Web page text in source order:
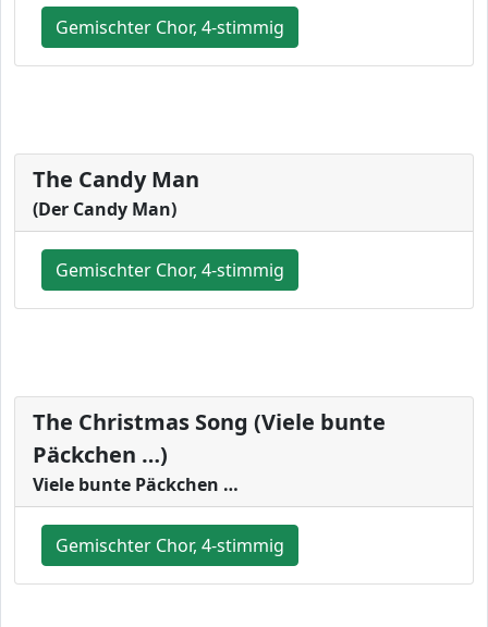
Gemischter Chor, 4-stimmig
The Candy Man
(Der Candy Man)
Gemischter Chor, 4-stimmig
The Christmas Song (Viele bunte
Päckchen …)
Viele bunte Päckchen …
Gemischter Chor, 4-stimmig